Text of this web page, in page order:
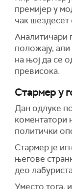
премијер у
чак шездесет
Аналитичари
положају,
на њој да се
превисока.
Стармер у
Дан одлуке
коментатори
политички
Стармер је
његове
део
Уместо тога,